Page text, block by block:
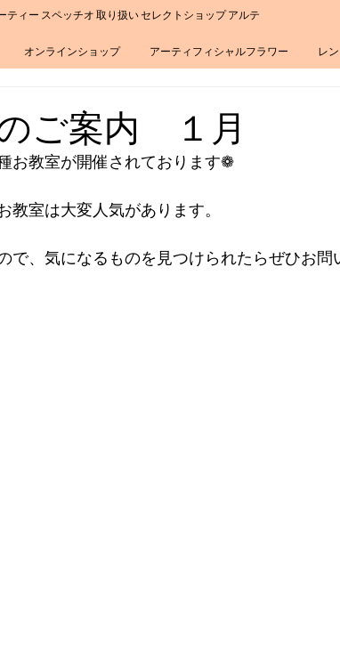
ティー スペッチオ 取り扱い セレクトショップ アルテ
オンラインショップ アーティフィシャルフラワー レ
ご案内 １月
お教室が開催されております❁
教室は大変人気があります。
で、気になるものを見つけられたらぜひお問